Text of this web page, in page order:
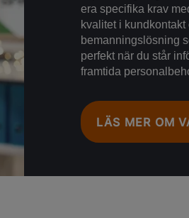
era specifika krav
kvalitet i
bemanningslösning
perfekt när du står
framtida
LÄS MER OM